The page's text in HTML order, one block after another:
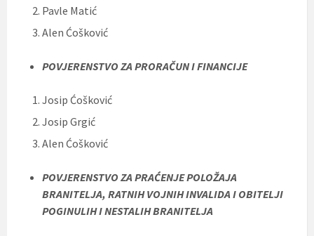
Pavle Matić
Alen Ćošković
POVJERENSTVO ZA PRORAČUN I FINANCIJE
Josip Ćošković
Josip Grgić
Alen Ćošković
POVJERENSTVO ZA PRAĆENJE POLOŽAJA
BRANITELJA, RATNIH VOJNIH INVALIDA I OBITELJI
POGINULIH I NESTALIH BRANITELJA